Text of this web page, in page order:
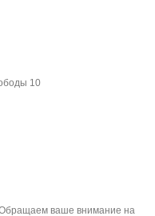
10
ваше внимание на